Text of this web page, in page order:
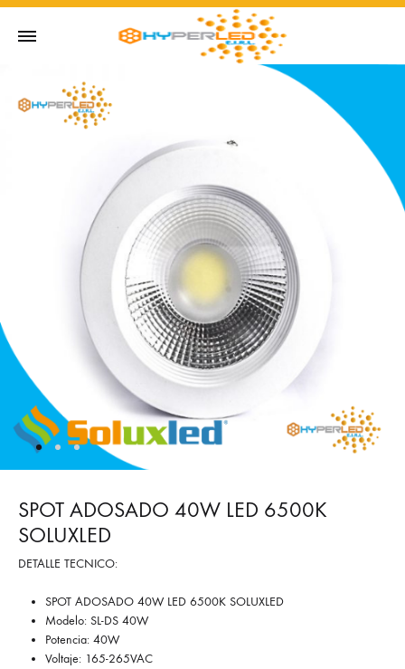
SPOT ADOSADO 40W LED 6500K
SOLUXLED
DETALLE TECNICO:
SPOT ADOSADO 40W LED 6500K SOLUXLED
Modelo: SL-DS 40W
Potencia: 40W
Voltaje: 165-265VAC